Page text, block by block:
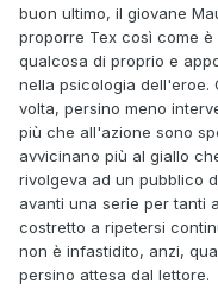
buon ultimo, il giovane
proporre Tex così come
qualcosa di proprio e
nella psicologia dell'eroe.
volta, persino meno
più che all'azione sono
avvicinano più al giallo
rivolgeva ad un pubblico
avanti una serie per tanti
costretto a ripetersi
non è infastidito, anzi,
persino attesa dal lettore.